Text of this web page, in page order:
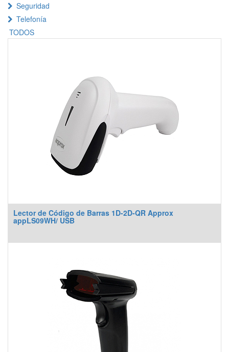
Seguridad
Telefonía
TODOS
Lector de Código de Barras 1D-2D-QR Approx
appLS09WH/ USB